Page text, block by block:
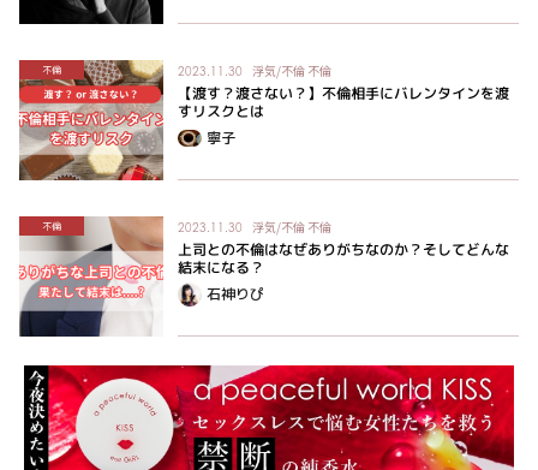
不倫 2023.11.30 浮気/不倫 不倫
【渡す？渡さない？】不倫相手にバレンタインを渡
すリスクとは
寧子
不倫 2023.11.30 浮気/不倫 不倫
上司との不倫はなぜありがちなのか？そしてどんな
結末になる？
石神りぴ